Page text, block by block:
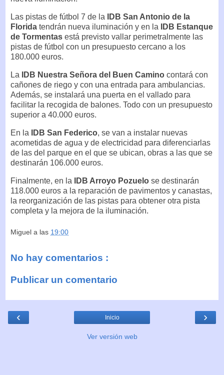
Las pistas de fútbol 7 de la IDB San Antonio de la
Florida tendrán nueva iluminación y en la
IDB Estanque
de Tormentas está previsto vallar perimetralmente las
pistas de fútbol con un presupuesto cercano a los
180.000 euros.
La IDB Nuestra Señora del Buen Camino contará con
cañones de riego y con una entrada para ambulancias.
Además, se instalará una puerta en el vallado para
facilitar la recogida de balones. Todo con un presupuesto
superior a 40.000 euros.
En la IDB San Federico, se van a instalar nuevas
acometidas de agua y de electricidad para diferenciarlas
de las del parque en el que se ubican, obras a las que se
destinarán 106.000 euros.
Finalmente, en la IDB Arroyo Pozuelo se destinarán
118.000 euros a la reparación de pavimentos y canastas,
la reorganización de las pistas para obtener otra pista
completa y la mejora de la iluminación.
Miguel a las 19:00
No hay comentarios :
Publicar un comentario
‹ ›
Inicio
Ver versión web